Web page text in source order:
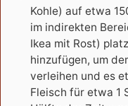
Kohle) auf etwa
im indirekten
Ikea mit Rost)
hinzufügen, um
verleihen und es
Fleisch für etwa 1